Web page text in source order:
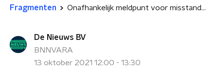
Fragmenten Onafhankelijk meldpunt voor misstanden en seksueel misbruik in de danswereld
De Nieuws BV
BNNVARA
13 oktober 2021 12:00 - 13:30